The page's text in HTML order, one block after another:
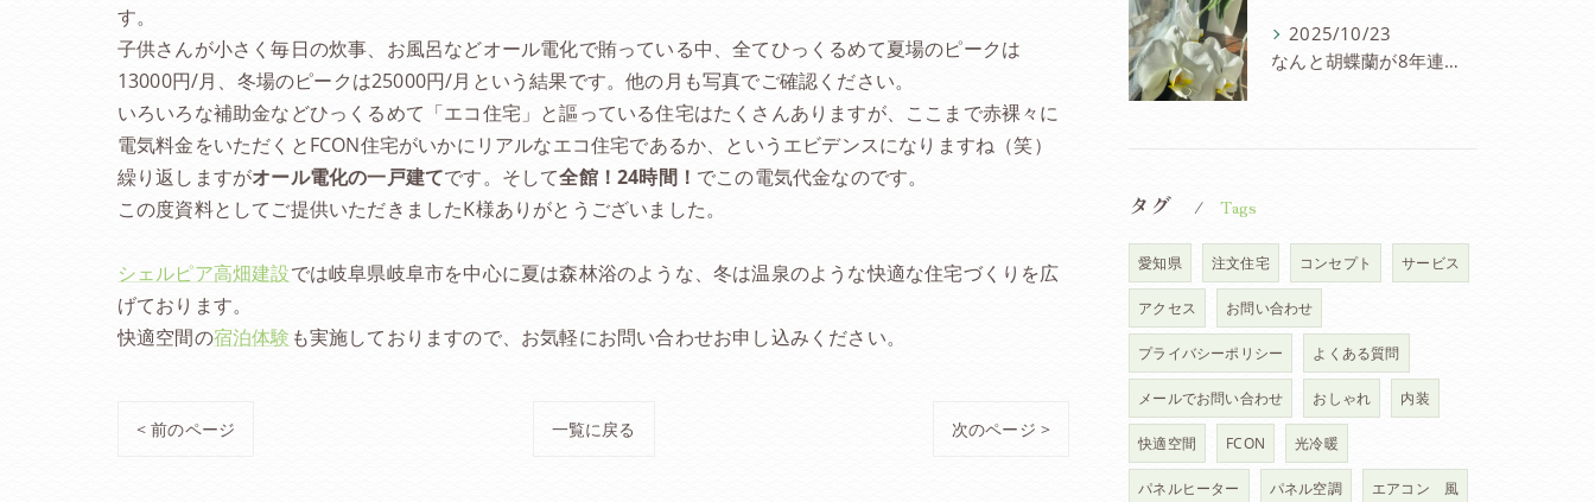
す。
子供さんが小さく毎日の炊事、お風呂などオール電化で賄っている中、全てひっくるめて夏場のピークは
13000円/月、冬場のピークは25000円/月という結果です。他の月も写真でご確認ください。
いろいろな補助金などひっくるめて「エコ住宅」と謳っている住宅はたくさんありますが、ここまで赤裸々に
電気料金をいただくとFCON住宅がいかにリアルなエコ住宅であるか、というエビデンスになりますね（笑）
繰り返しますがオール電化の一戸建てです。そして全館！24時間！ でこの電気代金なのです。
この度資料としてご提供いただきましたK様ありがとうございました。
シェルピア高畑建設では岐阜県岐阜市を中心に夏は森林浴のような、冬は温泉のような快適な住宅づくりを広
げております。
快適空間の宿泊体験 も実施しておりますので、お気軽にお問い合わせお申し込みください。
< 前のページ 一覧に戻る 次のページ >
2025/10/23
なんと胡蝶蘭が8年連続８度目の開花〜FCON住宅の快適さに驚愕の声！
タグ Tags
愛知県 注文住宅 コンセプト サービス
アクセス お問い合わせ
プライバシーポリシー よくある質問
メールでお問い合わせ おしゃれ 内装
快適空間 FCON 光冷暖
パネルヒーター パネル空調 エアコン 風